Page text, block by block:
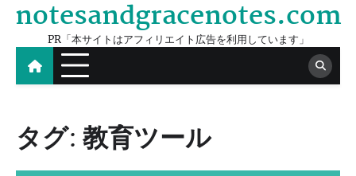
Skip
content
notesandgracenotes.com
PR「本サイトはアフィリエイト広告を利用しています」
タグ:教育ツール